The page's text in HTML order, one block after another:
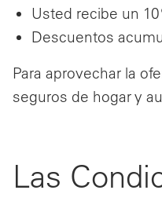
Usted recibe un
Descuentos
Para aprovechar la
seguros de hogar y
Las